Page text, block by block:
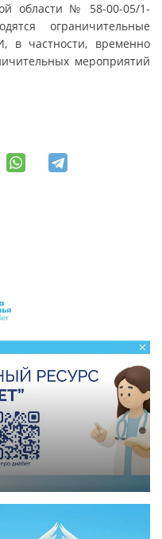
области № 58-00-05/1-
ограничительные
в частности, временно
мероприятий